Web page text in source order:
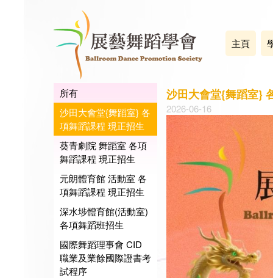
主頁
所有
沙田大會堂{舞蹈室} 各
項舞蹈課程 現正招生
葵青劇院 舞蹈室 各項
舞蹈課程 現正招生
元朗體育館 活動室 各
項舞蹈課程 現正招生
深水埗體育館(活動室)
各項舞蹈班招生
國際舞蹈理事會 CID
職業及業餘國際證書考
試程序
沙田大會堂{舞蹈室}
2026-06-16